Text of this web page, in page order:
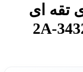
تقه ای
درایو 3/8 اینچ مدل 34323-2A